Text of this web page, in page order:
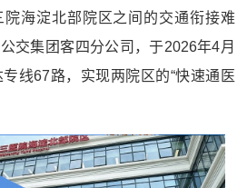
海淀北部院区之间的交通衔接难
交集团客四分公司，于2026年4月
线67路，实现两院区的“快速通医